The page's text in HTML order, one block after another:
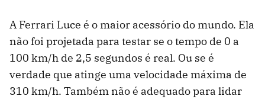
A Ferrari Luce é o maior acessório do mundo. Ela
não foi projetada para testar se o tempo de 0 a
100 km/h de 2,5 segundos é real. Ou se é
verdade que atinge uma velocidade máxima de
310 km/h. Também não é adequado para lidar